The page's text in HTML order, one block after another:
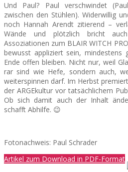
Und Paul? Paul verschwindet
zwischen den Stühlen). Widerwillig
noch Hannah Arendt zitierend –
Wände und plötzlich bricht
Assoziationen zum BLAIR WITCH
bewusst appliziert sein, mindestens
Ende offen bleiben. Nicht nur, weil
rar sind wie Hefe, sondern auch,
weiterspinnen darf. Im Herbst
der ARGEkultur vor tatsächlichem
Ob sich damit auch der Inhalt
schafft Abhilfe. 😉
Fotonachweis: Paul Schrader
Artikel zum Download in PDF-Format